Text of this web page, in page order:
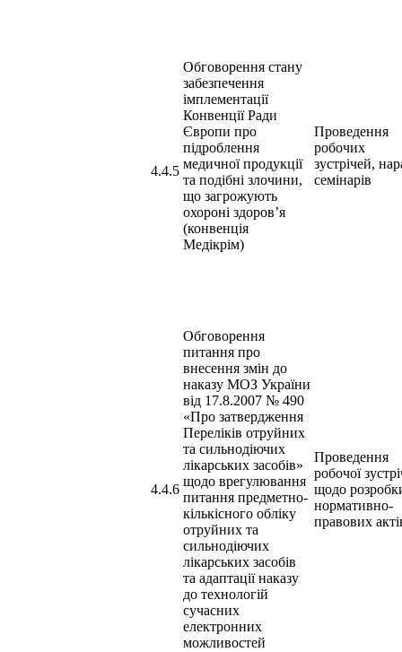
4.4.5
Обговорення стану
забезпечення
імплементації
Конвенції Ради
Європи про
підроблення
медичної продукції
та подібні злочини,
що загрожують
охороні здоров’я
(конвенція
Медікрім)
Проведення
робочих
зустрічей,
семінарів
4.4.6
Обговорення
питання про
внесення змін до
наказу МОЗ України
від 17.8.2007 № 490
«Про затвердження
Переліків отруйних
та сильнодіючих
лікарських засобів»
щодо врегулювання
питання предметно-
кількісного обліку
отруйних та
сильнодіючих
лікарських засобів
та адаптації наказу
до технологій
сучасних
електронних
можливостей
Проведення
робочої
щодо
нормативно-
правових